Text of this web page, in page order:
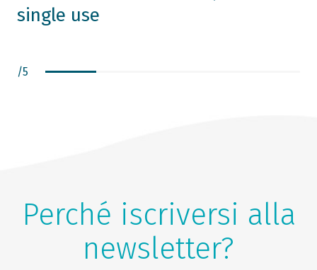
single use
/5
Perché iscriversi alla
newsletter?